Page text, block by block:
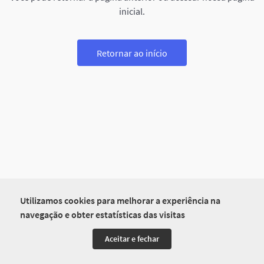
Utilizamos cookies para melhorar a experiência na
navegação e obter estatísticas das visitas
Aceitar e fechar
inicial.
Retornar ao início